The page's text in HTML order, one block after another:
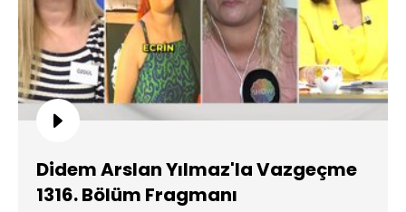
Didem Arslan Yılmaz'la Vazgeçme
1316. Bölüm Fragmanı